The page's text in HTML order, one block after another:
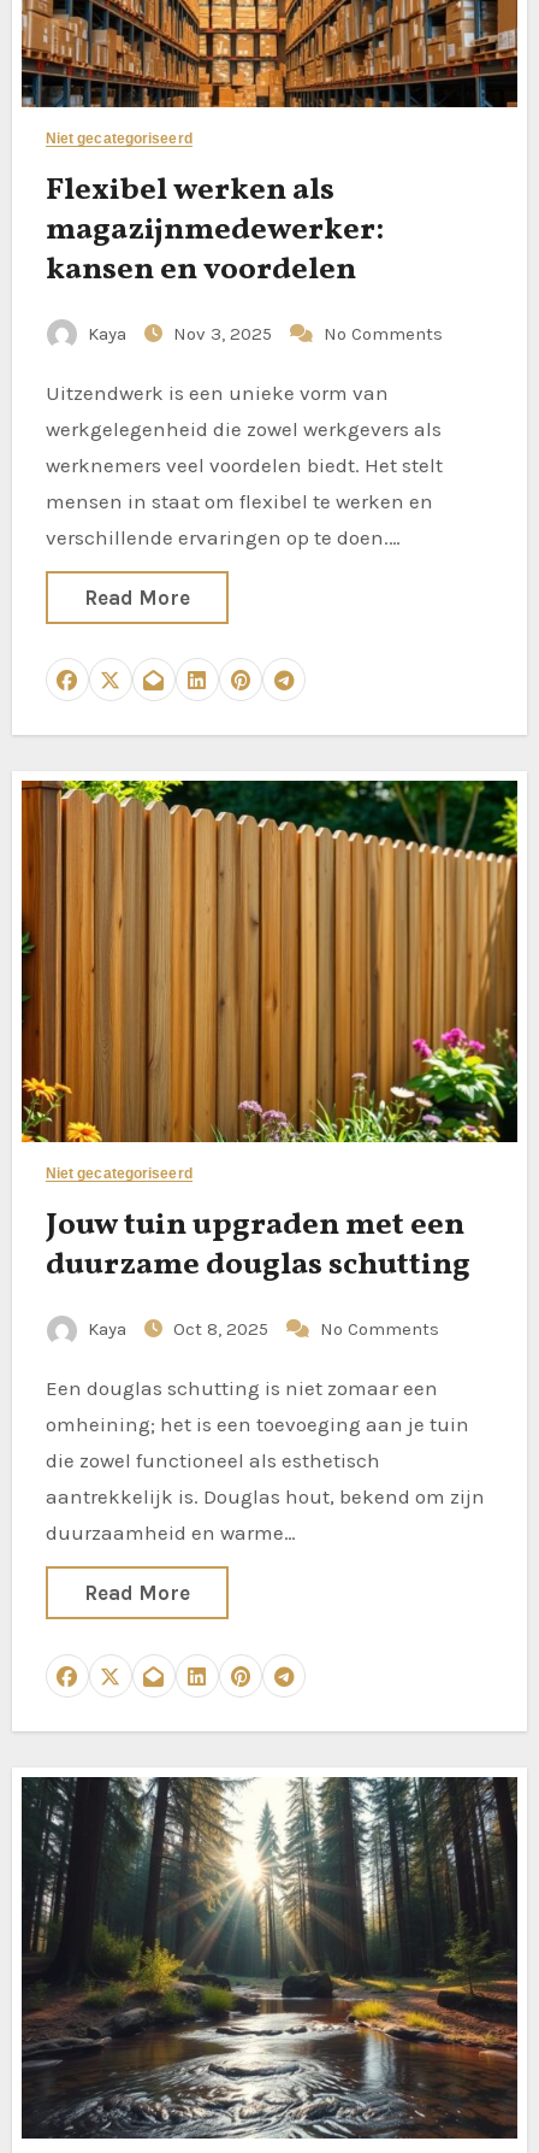
Niet gecategoriseerd
Flexibel werken als
magazijnmedewerker:
kansen en voordelen
Kaya Nov 3, 2025 No Comments
Uitzendwerk is een unieke vorm van
werkgelegenheid die zowel werkgevers als
werknemers veel voordelen biedt. Het stelt
mensen in staat om flexibel te werken en
verschillende ervaringen op te doen.…
Read More
Niet gecategoriseerd
Jouw tuin upgraden met een
duurzame douglas schutting
Kaya Oct 8, 2025 No Comments
Een douglas schutting is niet zomaar een
omheining; het is een toevoeging aan je tuin
die zowel functioneel als esthetisch
aantrekkelijk is. Douglas hout, bekend om zijn
duurzaamheid en warme…
Read More